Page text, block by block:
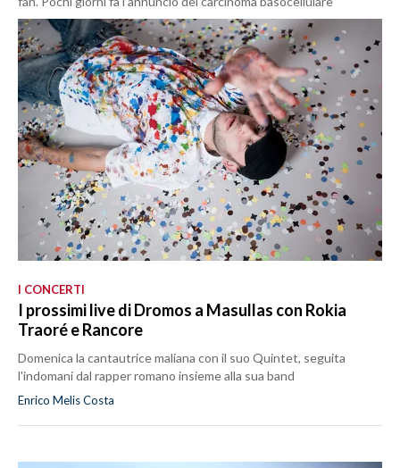
I CONCERTI
I prossimi live di Dromos a Masullas con Rokia
Traoré e Rancore
Domenica la cantautrice maliana con il suo Quintet, seguita
l'indomani dal rapper romano insieme alla sua band
Enrico Melis Costa